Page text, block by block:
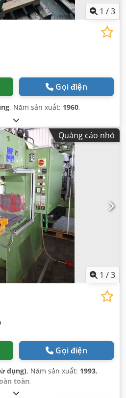
1 /3
Gọi điện
, Năm sản xuất: 1960,
Quảng cáo nhỏ
1 /3
Gọi điện
dụng), Năm sản xuất: 1993,
toàn,